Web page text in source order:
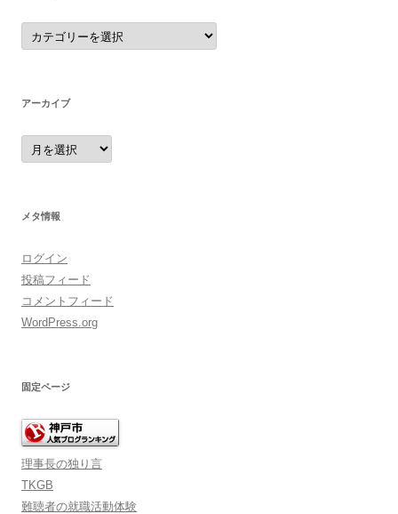
カ
テ
ゴ
アーカイブ
ア
ー
カ
メタ情報
ログイン
投稿フィード
コメントフィード
WordPress.org
固定ページ
理事長の独り言
TKGB
難聴者の就職活動体験